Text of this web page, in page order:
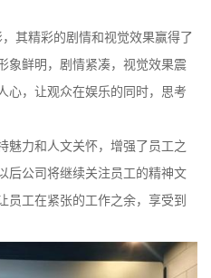
其精彩的剧情和视觉效果赢得了
象鲜明，剧情紧凑，视觉效果震
心，让观众在娱乐的同时，思考
魅力和人文关怀，增强了员工之
后公司将继续关注员工的精神文
员工在紧张的工作之余，享受到